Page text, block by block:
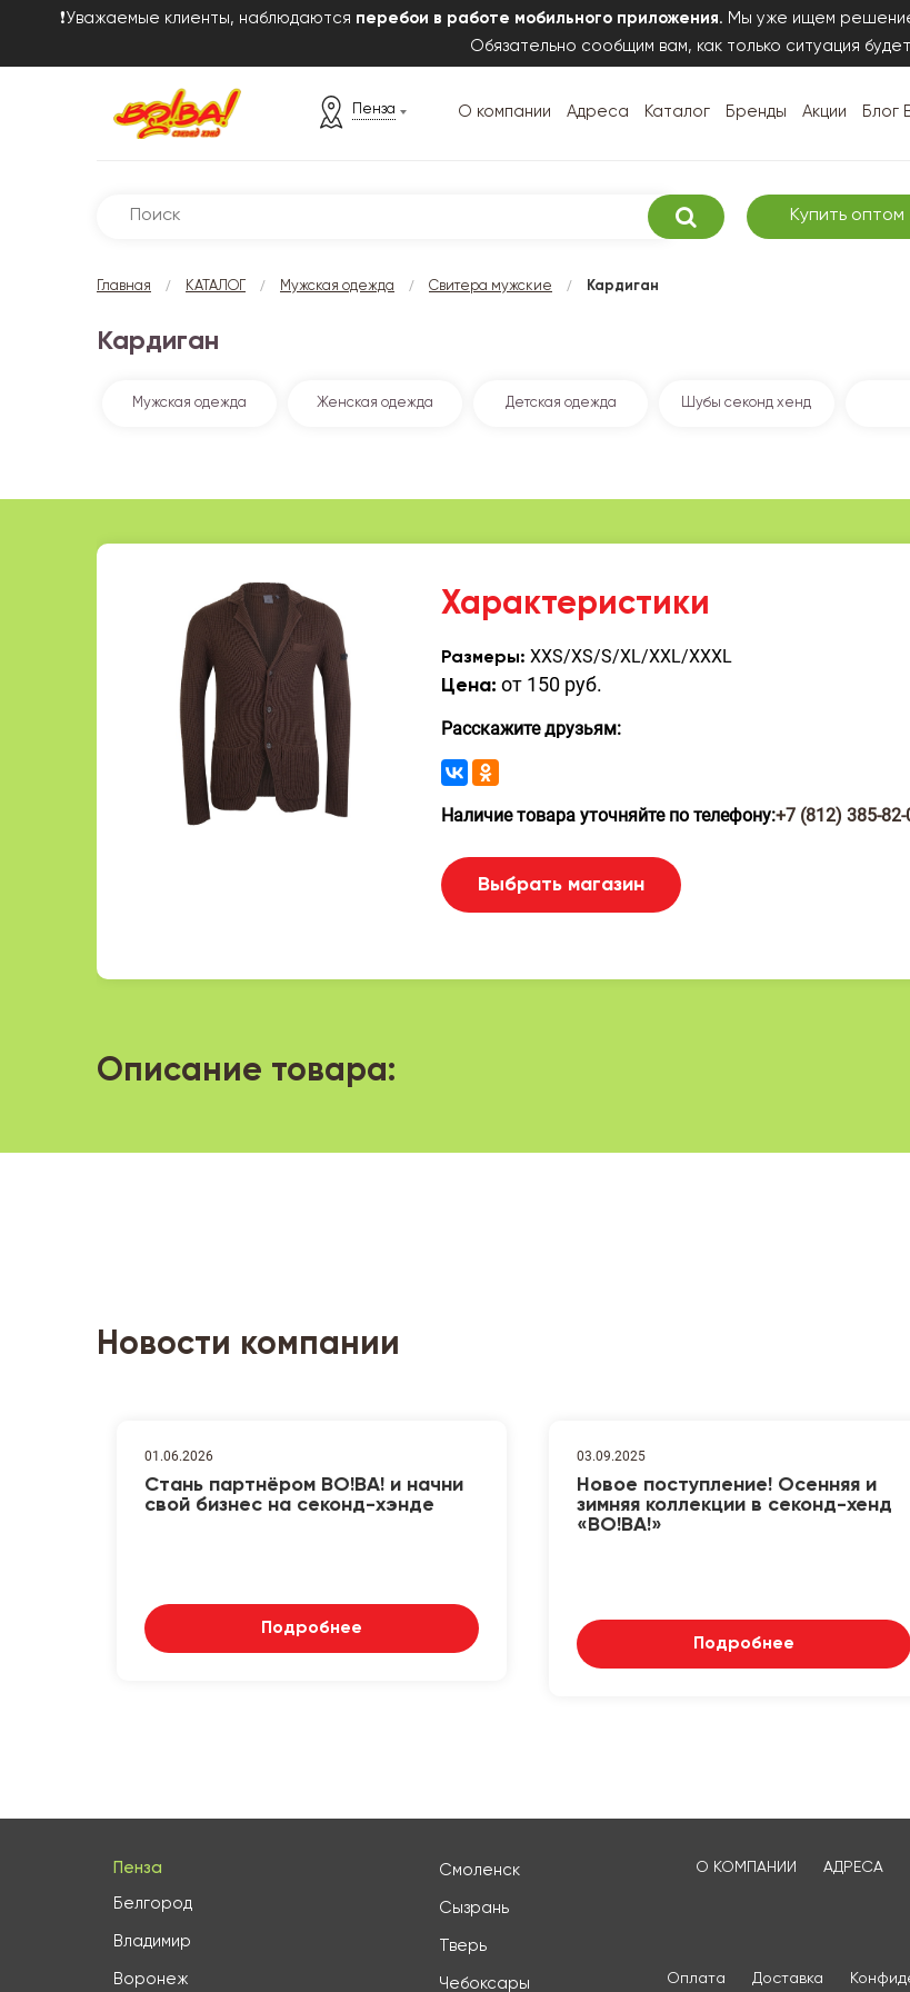
❗Уважаемые клиенты, наблюдаются перебои в работе мобильного приложения. Мы уже ищем решение
Обязательно сообщим вам, как только ситуация будет
Пенза О компании Адреса Каталог Бренды Акции Блог
Купить оптом
Главная / КАТАЛОГ / Мужская одежда / Свитера мужские / Кардиган
Кардиган
Мужская одежда Женская одежда Детская одежда Шубы секонд хенд
Характеристики
Размеры: XXS/XS/S/XL/XXL/XXXL
Цена: от 150 руб.
Расскажите друзьям:
Наличие товара уточняйте по телефону:+7 (812) 385-82-
Выбрать магазин
Описание товара:
Новости компании
01.06.2026
Стань партнёром ВО!ВА! и начни
свой бизнес на секонд-хэнде
Подробнее
03.09.2025
Новое поступление! Осенняя и
зимняя коллекции в секонд-хенд
«ВО!ВА!»
Подробнее
Пенза
Белгород
Владимир
Воронеж
Смоленск
Сызрань
Тверь
Чебоксары
О КОМПАНИИ АДРЕСА
Оплата Доставка